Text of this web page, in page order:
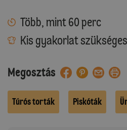
Több, mint 60 perc
Kis gyakorlat szükséges
Megosztás
Túrós torták Piskóták